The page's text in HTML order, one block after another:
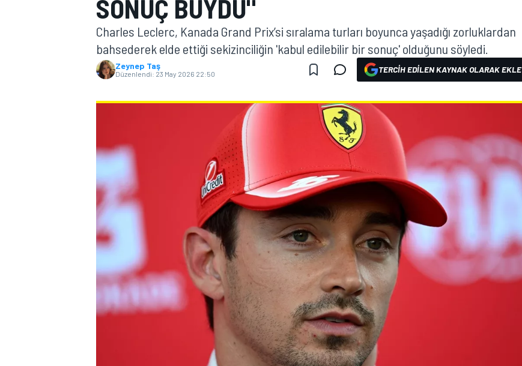
MOTOGP
WORLD SUPERBIKE
SONUÇ BUYDU"
Charles Leclerc, Kanada Grand Prix’si sıralama turları boyunca yaşadığı zorluklardan
bahsederek elde ettiği sekizinciliğin 'kabul edilebilir bir sonuç' olduğunu söyledi.
Zeynep Taş
Düzenlendi: 23 May 2026 22:50 TERCIH EDILEN KAYNAK OLARAK EKLE